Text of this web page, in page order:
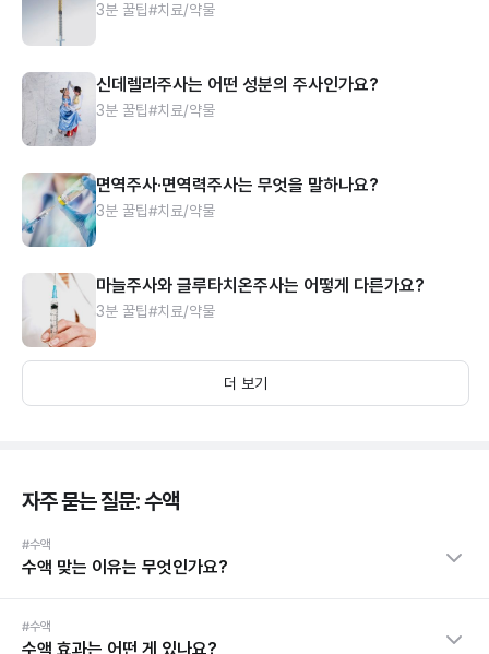
3분 꿀팁#치료/약물
신데렐라주사는 어떤 성분의 주사인가요?
3분 꿀팁#치료/약물
면역주사·면역력주사는 무엇을 말하나요?
3분 꿀팁#치료/약물
마늘주사와 글루타치온주사는 어떻게 다른가요?
3분 꿀팁#치료/약물
더 보기
자주 묻는 질문: 수액
#수액
수액 맞는 이유는 무엇인가요?
#수액
수액 효과는 어떤 게 있나요?